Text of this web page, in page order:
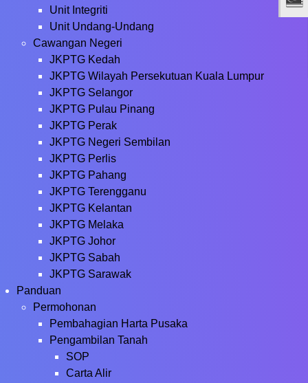
Unit Integriti
Unit Undang-Undang
Cawangan Negeri
JKPTG Kedah
JKPTG Wilayah Persekutuan Kuala Lumpur
JKPTG Selangor
JKPTG Pulau Pinang
JKPTG Perak
JKPTG Negeri Sembilan
JKPTG Perlis
JKPTG Pahang
JKPTG Terengganu
JKPTG Kelantan
JKPTG Melaka
JKPTG Johor
JKPTG Sabah
JKPTG Sarawak
Panduan
Permohonan
Pembahagian Harta Pusaka
Pengambilan Tanah
SOP
Carta Alir